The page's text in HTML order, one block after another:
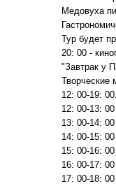
Медовуха
Тур будет
20: 00 -
"Завтрак у
Творческие
12: 00-19: 00.
12: 00-13:
13: 00-14:
14: 00-15:
15: 00-16:
16: 00-17:
17: 00-18: